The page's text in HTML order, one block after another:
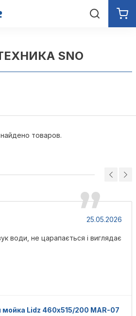
SNO
товаров.
25.05.2026
води, не царапається і виглядає
мойка Lidz 460х515/200 MAR-07